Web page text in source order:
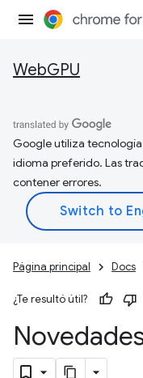
WebGPU
Google utiliza
idioma preferido. Las
contener errores.
Página principal Docs
¿Te resultó útil?